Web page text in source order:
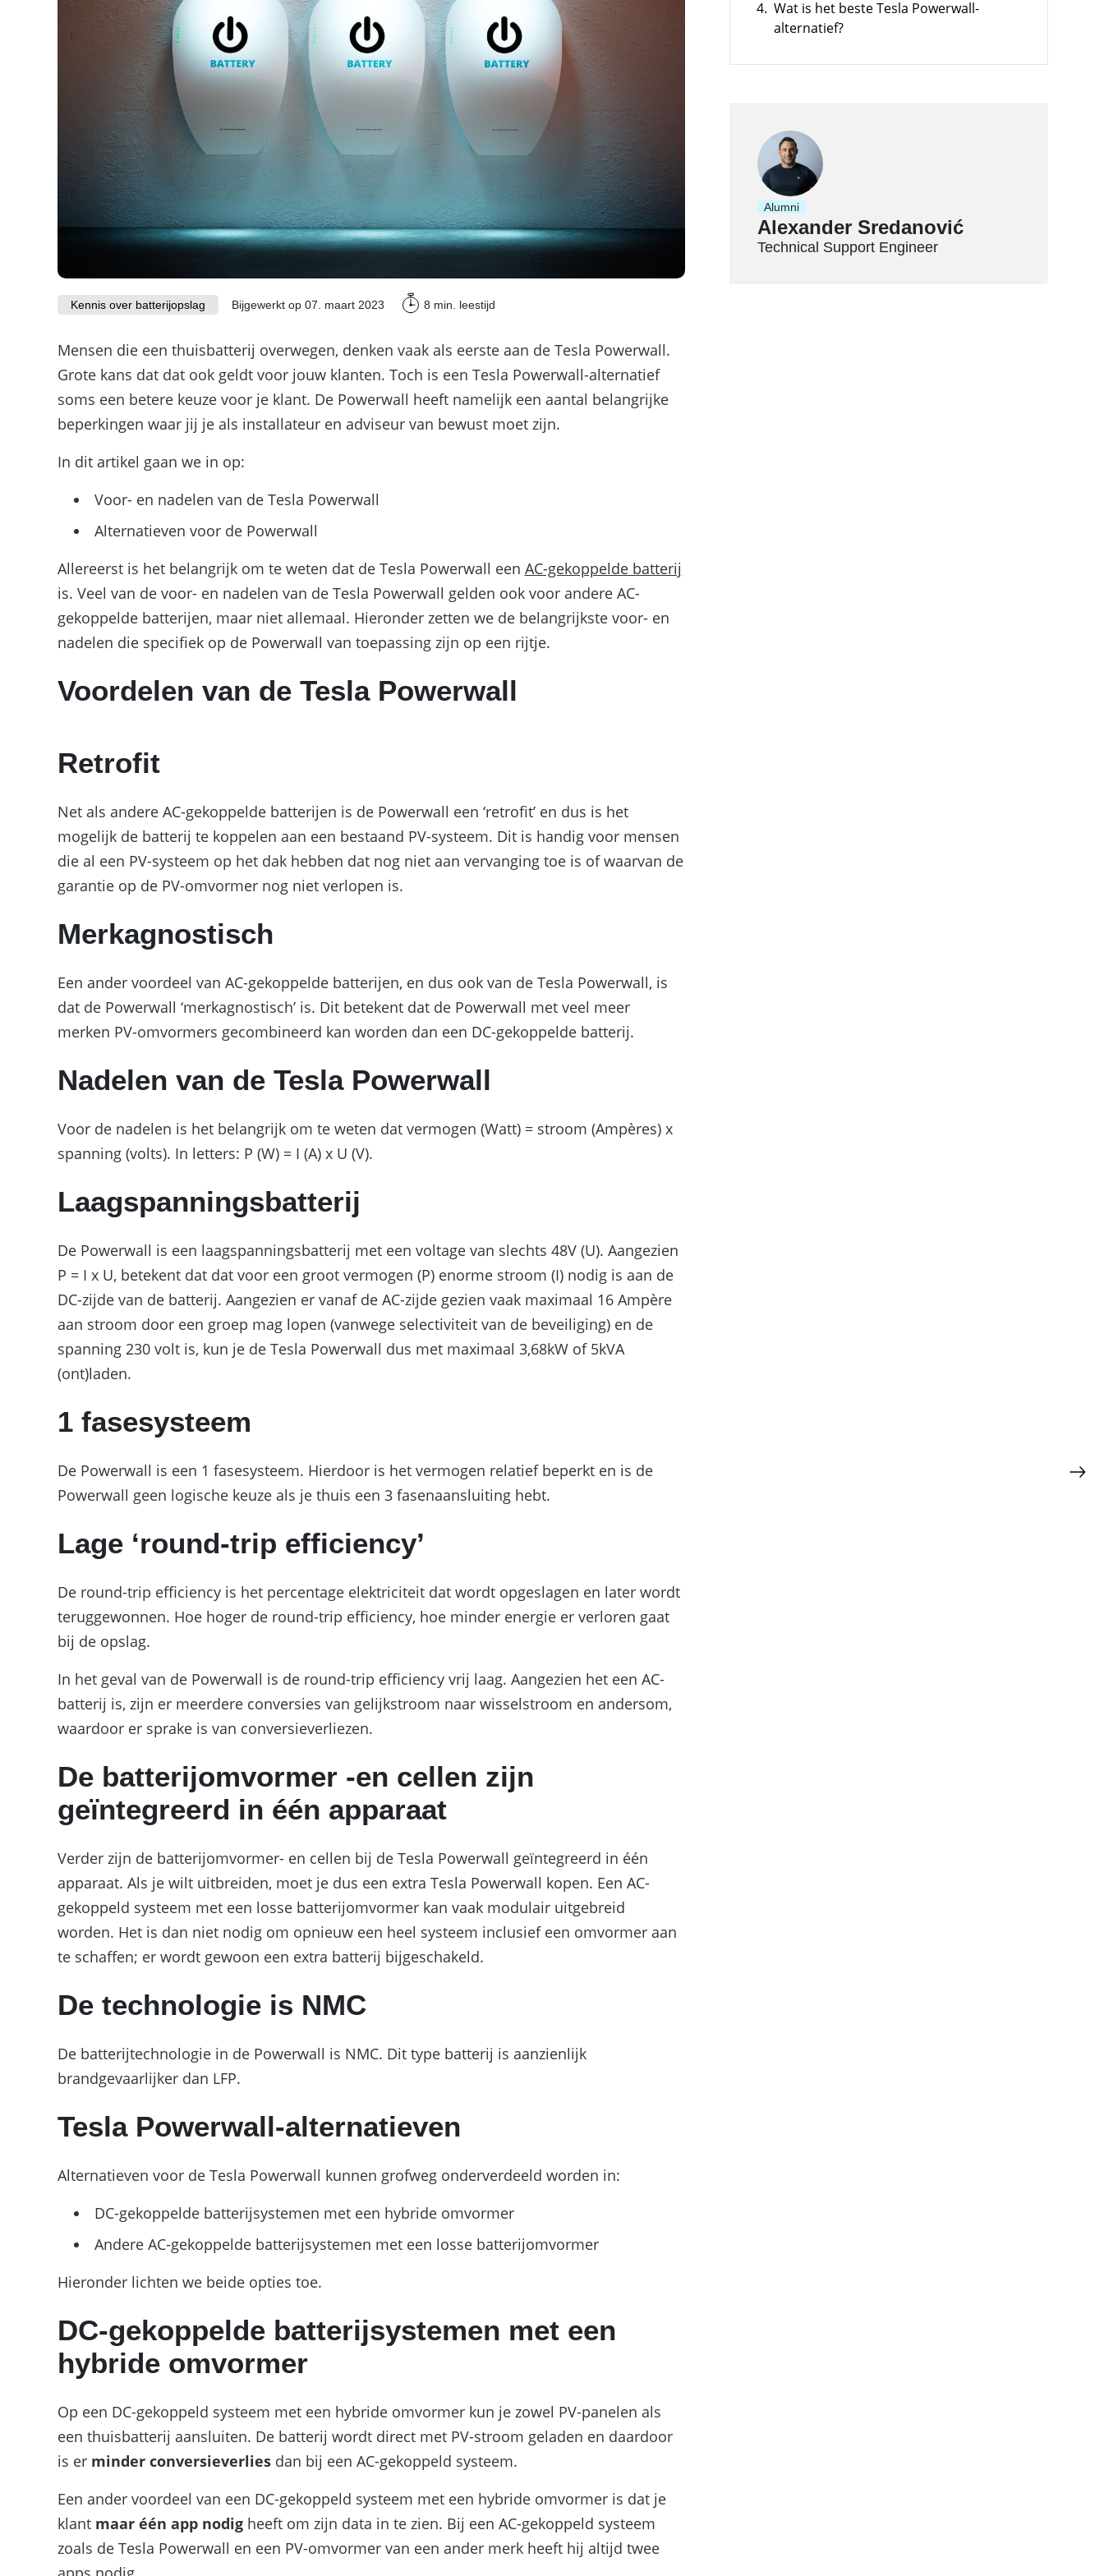
Commerciële batterijopslag: zelfconsumptie verhogen en pieken verlagen
Kennis over batterijopslag Bijgewerkt op 07. maart 2023 8 min. leestijd
Mensen die een thuisbatterij overwegen, denken vaak als eerste aan de Tesla Powerwall.
Grote kans dat dat ook geldt voor jouw klanten. Toch is een Tesla Powerwall-alternatief
soms een betere keuze voor je klant. De Powerwall heeft namelijk een aantal belangrijke
beperkingen waar jij je als installateur en adviseur van bewust moet zijn.
In dit artikel gaan we in op:
Voor- en nadelen van de Tesla Powerwall
Alternatieven voor de Powerwall
Allereerst is het belangrijk om te weten dat de Tesla Powerwall een AC-gekoppelde batterij
is. Veel van de voor- en nadelen van de Tesla Powerwall gelden ook voor andere AC-
gekoppelde batterijen, maar niet allemaal. Hieronder zetten we de belangrijkste voor- en
nadelen die specifiek op de Powerwall van toepassing zijn op een rijtje.
Voordelen van de Tesla Powerwall
Retrofit
Net als andere AC-gekoppelde batterijen is de Powerwall een ‘retrofit’ en dus is het
mogelijk de batterij te koppelen aan een bestaand PV-systeem. Dit is handig voor mensen
die al een PV-systeem op het dak hebben dat nog niet aan vervanging toe is of waarvan de
garantie op de PV-omvormer nog niet verlopen is.
Merkagnostisch
Een ander voordeel van AC-gekoppelde batterijen, en dus ook van de Tesla Powerwall, is
dat de Powerwall ‘merkagnostisch’ is. Dit betekent dat de Powerwall met veel meer
merken PV-omvormers gecombineerd kan worden dan een DC-gekoppelde batterij.
Nadelen van de Tesla Powerwall
Voor de nadelen is het belangrijk om te weten dat vermogen (Watt) = stroom (Ampères) x
spanning (volts). In letters: P (W) = I (A) x U (V).
Laagspanningsbatterij
De Powerwall is een laagspanningsbatterij met een voltage van slechts 48V (U). Aangezien
P = I x U, betekent dat dat voor een groot vermogen (P) enorme stroom (I) nodig is aan de
DC-zijde van de batterij. Aangezien er vanaf de AC-zijde gezien vaak maximaal 16 Ampère
aan stroom door een groep mag lopen (vanwege selectiviteit van de beveiliging) en de
spanning 230 volt is, kun je de Tesla Powerwall dus met maximaal 3,68kW of 5kVA
(ont)laden.
1 fasesysteem
De Powerwall is een 1 fasesysteem. Hierdoor is het vermogen relatief beperkt en is de
Powerwall geen logische keuze als je thuis een 3 fasenaansluiting hebt.
Lage ‘round-trip efficiency’
De round-trip efficiency is het percentage elektriciteit dat wordt opgeslagen en later wordt
teruggewonnen. Hoe hoger de round-trip efficiency, hoe minder energie er verloren gaat
bij de opslag.
In het geval van de Powerwall is de round-trip efficiency vrij laag. Aangezien het een AC-
batterij is, zijn er meerdere conversies van gelijkstroom naar wisselstroom en andersom,
waardoor er sprake is van conversieverliezen.
De batterijomvormer -en cellen zijn
geïntegreerd in één apparaat
Verder zijn de batterijomvormer- en cellen bij de Tesla Powerwall geïntegreerd in één
apparaat. Als je wilt uitbreiden, moet je dus een extra Tesla Powerwall kopen. Een AC-
gekoppeld systeem met een losse batterijomvormer kan vaak modulair uitgebreid
worden. Het is dan niet nodig om opnieuw een heel systeem inclusief een omvormer aan
te schaffen; er wordt gewoon een extra batterij bijgeschakeld.
De technologie is NMC
De batterijtechnologie in de Powerwall is NMC. Dit type batterij is aanzienlijk
brandgevaarlijker dan LFP.
Tesla Powerwall-alternatieven
Alternatieven voor de Tesla Powerwall kunnen grofweg onderverdeeld worden in:
DC-gekoppelde batterijsystemen met een hybride omvormer
Andere AC-gekoppelde batterijsystemen met een losse batterijomvormer
Hieronder lichten we beide opties toe.
DC-gekoppelde batterijsystemen met een
hybride omvormer
Op een DC-gekoppeld systeem met een hybride omvormer kun je zowel PV-panelen als
een thuisbatterij aansluiten. De batterij wordt direct met PV-stroom geladen en daardoor
is er minder conversieverliesdan bij een AC-gekoppeld systeem.
Een ander voordeel van een DC-gekoppeld systeem met een hybride omvormer is dat je
klant maar één app nodigheeft om zijn data in te zien. Bij een AC-gekoppeld systeem
zoals de Tesla Powerwall en een PV-omvormer van een ander merk heeft hij altijd twee
4. Wat is het beste Tesla Powerwall-
alternatief?
Alumni
Alexander Sredanović
Technical Support Engineer